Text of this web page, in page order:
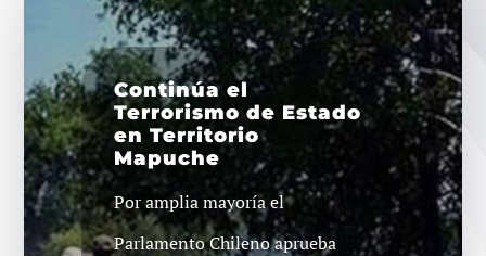
Continúa el
Terrorismo de Estado
en Territorio
Mapuche
Por amplia mayoría el
Parlamento Chileno aprueba